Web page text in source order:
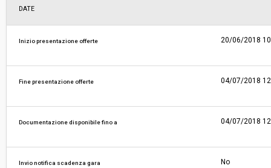
DATE
Inizio presentazione offerte 20/06/2018
Fine presentazione offerte 04/07/2018
Documentazione disponibile fino a 04/07/2018
Invio notifica scadenza gara No